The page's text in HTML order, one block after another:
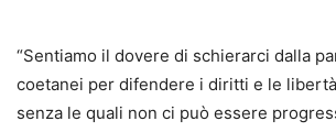
“Sentiamo il dovere di schierarci dalla
coetanei per difendere i diritti e le
senza le quali non ci può essere